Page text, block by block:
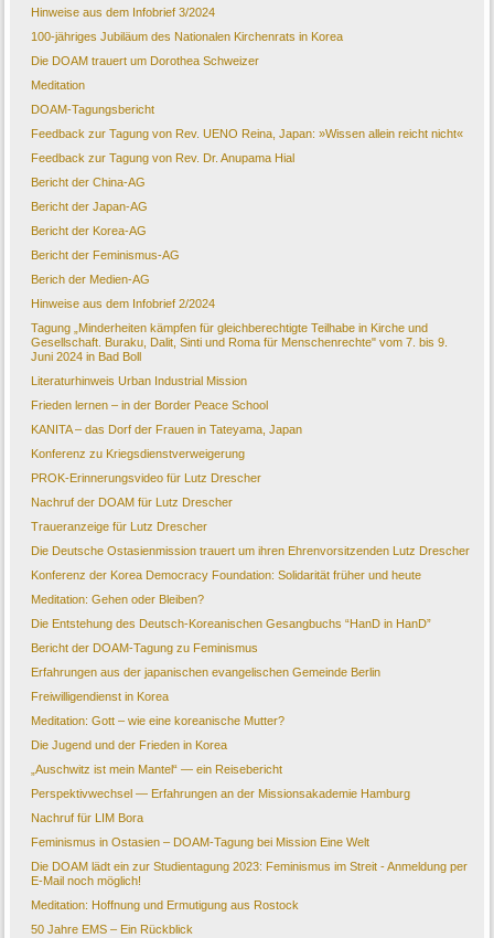
Hinweise aus dem Infobrief 3/2024
100-jähriges Jubiläum des Nationalen Kirchenrats in Korea
Die DOAM trauert um Dorothea Schweizer
Meditation
DOAM-Tagungsbericht
Feedback zur Tagung von Rev. UENO Reina, Japan: »Wissen allein reicht nicht«
Feedback zur Tagung von Rev. Dr. Anupama Hial
Bericht der China-AG
Bericht der Japan-AG
Bericht der Korea-AG
Bericht der Feminismus-AG
Berich der Medien-AG
Hinweise aus dem Infobrief 2/2024
Tagung „Minderheiten kämpfen für gleichberechtigte Teilhabe in Kirche und
Gesellschaft. Buraku, Dalit, Sinti und Roma für Menschenrechte" vom 7. bis 9.
Juni 2024 in Bad Boll
Literaturhinweis Urban Industrial Mission
Frieden lernen – in der Border Peace School
KANITA – das Dorf der Frauen in Tateyama, Japan
Konferenz zu Kriegsdienstverweigerung
PROK-Erinnerungsvideo für Lutz Drescher
Nachruf der DOAM für Lutz Drescher
Traueranzeige für Lutz Drescher
Die Deutsche Ostasienmission trauert um ihren Ehrenvorsitzenden Lutz Drescher
Konferenz der Korea Democracy Foundation: Solidarität früher und heute
Meditation: Gehen oder Bleiben?
Die Entstehung des Deutsch-Koreanischen Gesangbuchs “HanD in HanD”
Bericht der DOAM-Tagung zu Feminismus
Erfahrungen aus der japanischen evangelischen Gemeinde Berlin
Freiwilligendienst in Korea
Meditation: Gott – wie eine koreanische Mutter?
Die Jugend und der Frieden in Korea
„Auschwitz ist mein Mantel“ — ein Reisebericht
Perspektivwechsel — Erfahrungen an der Missionsakademie Hamburg
Nachruf für LIM Bora
Feminismus in Ostasien – DOAM-Tagung bei Mission Eine Welt
Die DOAM lädt ein zur Studientagung 2023: Feminismus im Streit - Anmeldung per
E-Mail noch möglich!
Meditation: Hoffnung und Ermutigung aus Rostock
50 Jahre EMS – Ein Rückblick